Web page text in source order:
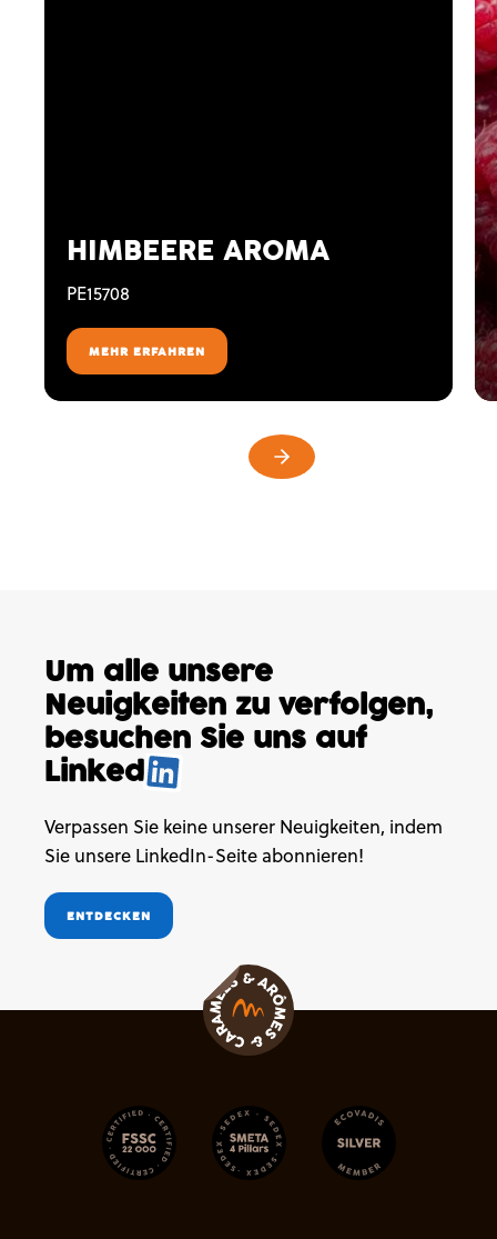
HIMBEERE AROMA
PE15708
MEHR ERFAHREN
Um alle unsere
Neuigkeiten zu verfolgen,
besuchen Sie uns auf
Linked.
Verpassen Sie keine unserer Neuigkeiten, indem
Sie unsere LinkedIn-Seite abonnieren!
ENTDECKEN